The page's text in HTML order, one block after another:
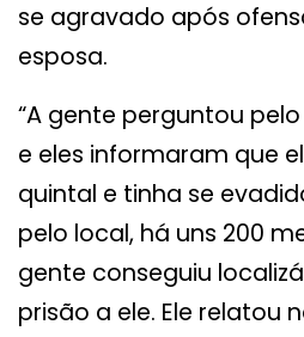
se agravado após
esposa.
“A gente perguntou
e eles informaram que
quintal e tinha se
pelo local, há uns 200
gente conseguiu
prisão a ele. Ele relatou